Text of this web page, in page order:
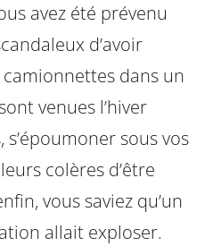
avez été prévenu
d’avoir
dans un
venues l’hiver
sous vos
colères d’être
vous saviez qu’un
allait exploser.